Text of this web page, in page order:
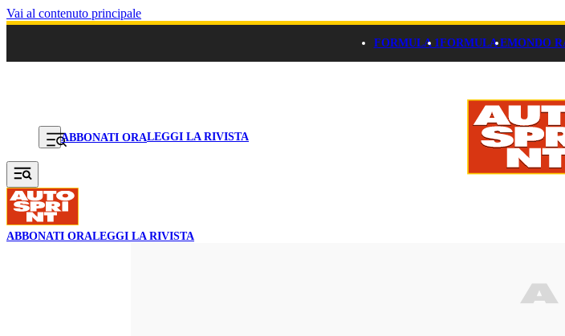
Vai al contenuto principale
FORMULA 1FORMULA EMONDO
ABBONATI ORALEGGI LA RIVISTA
ABBONATI ORALEGGI LA RIVISTA